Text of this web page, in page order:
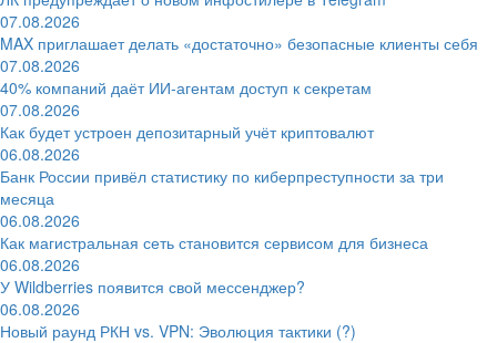
07.08.2026
MAX приглашает делать «достаточно» безопасные клиенты себя
07.08.2026
40% компаний даёт ИИ‑агентам доступ к секретам
07.08.2026
Как будет устроен депозитарный учёт криптовалют
06.08.2026
Банк России привёл статистику по киберпреступности за три
месяца
06.08.2026
Как магистральная сеть становится сервисом для бизнеса
06.08.2026
У Wildberries появится свой мессенджер?
06.08.2026
Новый раунд РКН vs. VPN: Эволюция тактики (?)